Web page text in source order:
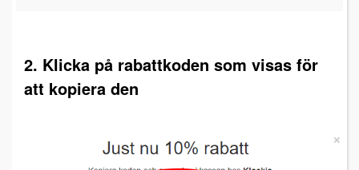
2. Klicka på rabattkoden som visas för
att kopiera den